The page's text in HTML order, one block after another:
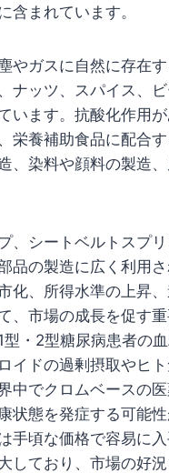
含まれています。
やガスに自然に存在
ナッツ、スパイス、
ます。抗酸化作用が
栄養補助食品に配合
、染料や顔料の製造
、シートベルトスプ
品の製造に広く利用
化、所得水準の上昇
、市場の成長を促す
・2型糖尿病患者の
ドの過剰摂取やヒト
中でクロムベースの
状態を発症する可能
手頃な価格で容易に
ており、市場の好況